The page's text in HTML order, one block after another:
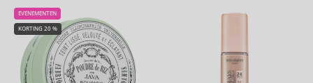
EVENEMENTEN
KORTING 20 %